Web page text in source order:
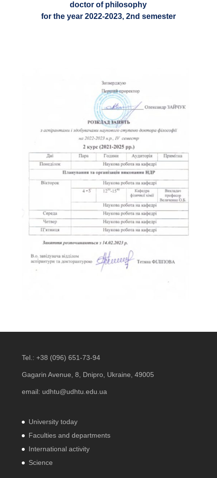
doctor of philosophy
for the year 2022-2023, 2nd semester
Tel.: +38 (096) 651-73-94
Gagarin Avenue, 8, Dnipro, Ukraine, 49005
email: udhtu@udhtu.edu.ua
University today
Faculties and departments
International activity
Science